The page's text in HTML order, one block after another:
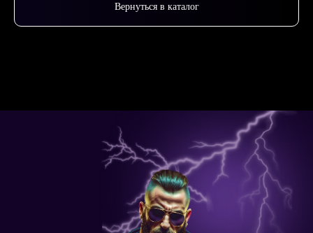
Вернуться в каталог